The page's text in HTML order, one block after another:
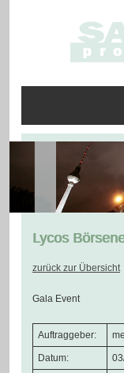
Lycos
zurück zur Übersicht
Gala Event
Auftraggeber:
Datum: